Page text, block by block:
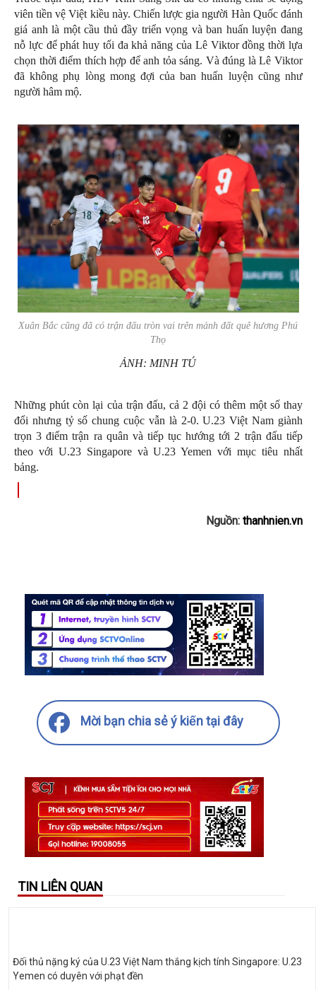
viên tiền vệ Việt kiều này. Chiến lược gia người Hàn Quốc đánh
giá anh là một cầu thủ đầy triển vọng và ban huấn luyện đang
nỗ lực để phát huy tối đa khả năng của Lê Viktor đồng thời lựa
chọn thời điểm thích hợp để anh tỏa sáng. Và đúng là Lê Viktor
đã không phụ lòng mong đợi của ban huấn luyện cũng như
người hâm mộ.
Xuân Bắc cũng đã có trận đấu tròn vai trên mảnh đất quê hương Phú
Thọ
ẢNH: MINH TÚ
Những phút còn lại của trận đấu, cả 2 đội có thêm một số thay
đổi nhưng tỷ số chung cuộc vẫn là 2-0. U.23 Việt Nam giành
trọn 3 điểm trận ra quân và tiếp tục hướng tới 2 trận đấu tiếp
theo với U.23 Singapore và U.23 Yemen với mục tiêu nhất
bảng.
Nguồn: thanhnien.vn
Mời bạn chia sẻ ý kiến tại đây
TIN LIÊN QUAN
Đối thủ nặng ký của U.23 Việt Nam thắng kịch tính Singapore: U.23
Yemen có duyên với phạt đền